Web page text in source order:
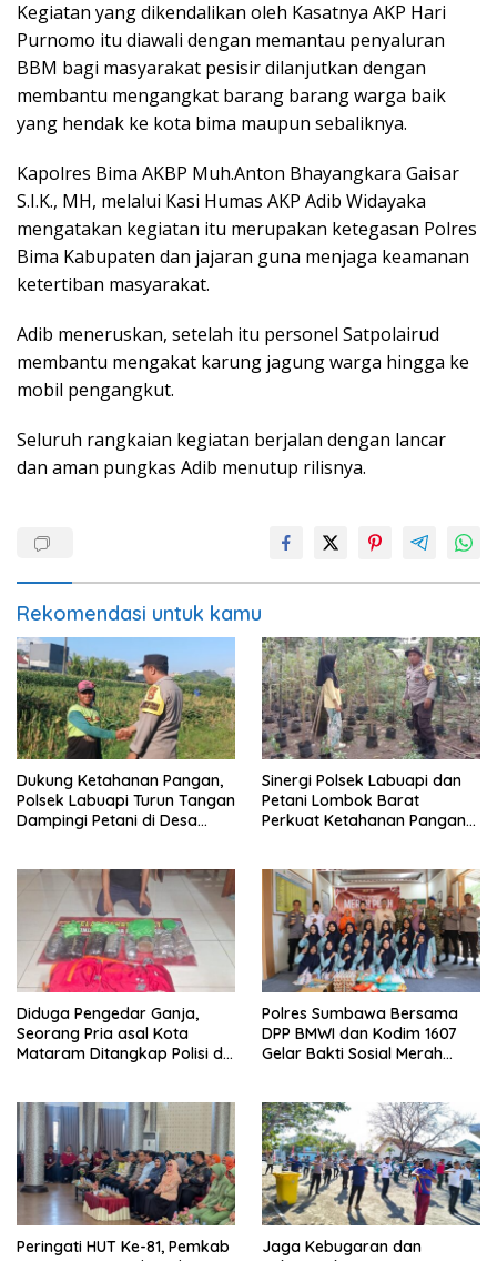
Kegiatan yang dikendalikan oleh Kasatnya AKP Hari
Purnomo itu diawali dengan memantau penyaluran
BBM bagi masyarakat pesisir dilanjutkan dengan
membantu mengangkat barang barang warga baik
yang hendak ke kota bima maupun sebaliknya.
Kapolres Bima AKBP Muh.Anton Bhayangkara Gaisar
S.I.K., MH, melalui Kasi Humas AKP Adib Widayaka
mengatakan kegiatan itu merupakan ketegasan Polres
Bima Kabupaten dan jajaran guna menjaga keamanan
ketertiban masyarakat.
Adib meneruskan, setelah itu personel Satpolairud
membantu mengakat karung jagung warga hingga ke
mobil pengangkut.
Seluruh rangkaian kegiatan berjalan dengan lancar
dan aman pungkas Adib menutup rilisnya.
Rekomendasi untuk kamu
Dukung Ketahanan Pangan,
Polsek Labuapi Turun Tangan
Dampingi Petani di Desa
Sinergi Polsek Labuapi dan
Petani Lombok Barat
Perkuat Ketahanan Pangan
Diduga Pengedar Ganja,
Seorang Pria asal Kota
Mataram Ditangkap Polisi di
Polres Sumbawa Bersama
DPP BMWI dan Kodim 1607
Gelar Bakti Sosial Merah
Peringati HUT Ke-81, Pemkab
Jaga Kebugaran dan